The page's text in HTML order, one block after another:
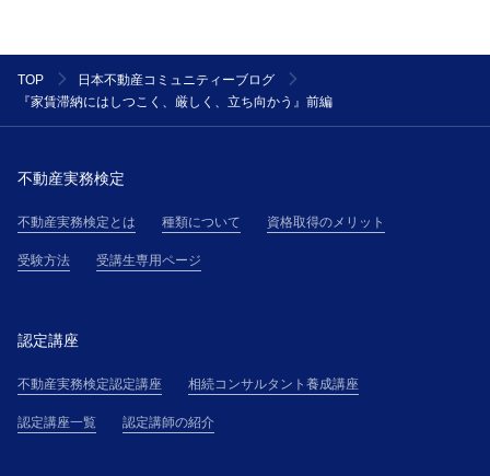
TOP
日本不動産コミュニティーブログ
『家賃滞納にはしつこく、厳しく、立ち向かう』前編
不動産実務検定
不動産実務検定とは 種類について 資格取得のメリット
受験方法 受講生専用ページ
認定講座
不動産実務検定認定講座 相続コンサルタント養成講座
認定講座一覧 認定講師の紹介